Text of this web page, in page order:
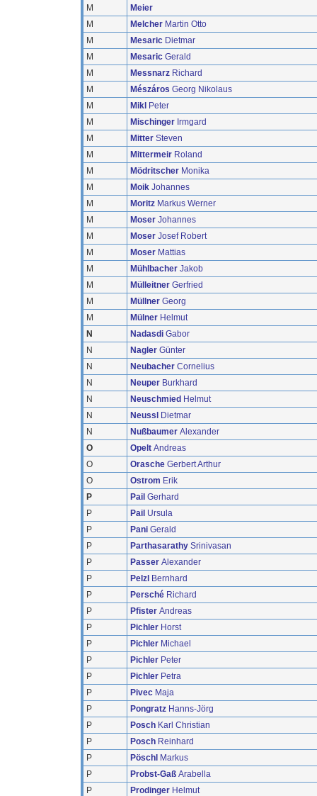
M
Meier
M
Melcher Martin Otto
M
Mesaric Dietmar
M
Mesaric Gerald
M
Messnarz Richard
M
Mészáros Georg Nikolaus
M
Mikl Peter
M
Mischinger Irmgard
M
Mitter Steven
M
Mittermeir Roland
M
Mödritscher Monika
M
Moik Johannes
M
Moritz Markus Werner
M
Moser Johannes
M
Moser Josef Robert
M
Moser Mattias
M
Mühlbacher Jakob
M
Mülleitner Gerfried
M
Müllner Georg
M
Mülner Helmut
N
Nadasdi Gabor
N
Nagler Günter
N
Neubacher Cornelius
N
Neuper Burkhard
N
Neuschmied Helmut
N
Neussl
Dietmar
N
Nußbaumer Alexander
O
Opelt Andreas
O
Orasche Gerbert Arthur
O
Ostrom Erik
P
Pail Gerhard
P
Pail Ursula
P
Pani Gerald
P
Parthasarathy Srinivasan
P
Passer Alexander
P
Pelzl Bernhard
P
Persché Richard
P
Pfister Andreas
P
Pichler Horst
P
Pichler Michael
P
Pichler Peter
P
Pichler Petra
P
Pivec Maja
P
Pongratz Hanns-Jörg
P
Posch Karl Christian
P
Posch Reinhard
P
Pöschl Markus
P
Probst-Gaß Arabella
P
Prodinger Helmut